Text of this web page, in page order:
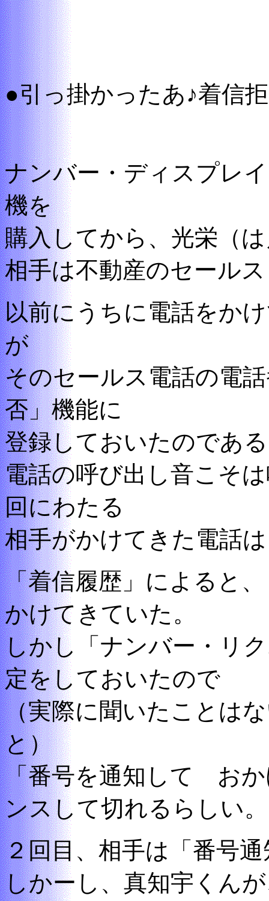
●引っ掛かったあ♪着信
ナンバー・ディスプレ
機を
購入してから、光栄（
相手は不動産のセール
以前にうちに電話をか
が
そのセールス電話の電
否」機能に
登録しておいたのであ
電話の呼び出し音こそ
回にわたる
相手がかけてきた電話
「着信履歴」によると
かけてきていた。
しかし「ナンバー・リ
定をしておいたので
（実際に聞いたことは
と）
「番号を通知して おか
ンスして切れるらしい。
２回目、相手は「番号
しかーし、真知宇くん